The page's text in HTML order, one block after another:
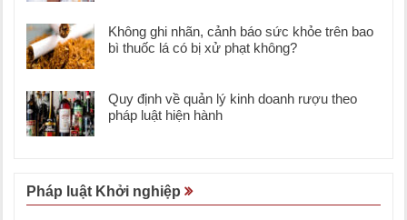
Không ghi nhãn, cảnh báo sức khỏe trên bao
bì thuốc lá có bị xử phạt không?
Quy định về quản lý kinh doanh rượu theo
pháp luật hiện hành
Pháp luật Khởi nghiệp